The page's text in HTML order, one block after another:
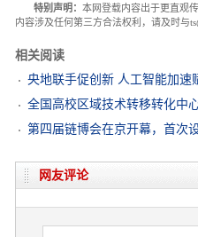
特别声明： 本网登载内容出于更直观
内容涉及任何第三方合法权利，请及时与
相关阅读
央地联手促创新 人工智能加速
全国高校区域技术转移转化中
第四届链博会在京开幕，首次
网友评论